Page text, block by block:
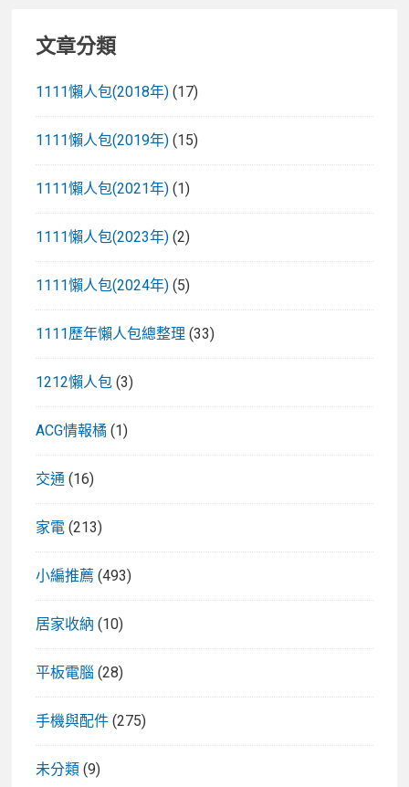
文章分類
1111懶人包(2018年) (17)
1111懶人包(2019年) (15)
1111懶人包(2021年) (1)
1111懶人包(2023年) (2)
1111懶人包(2024年) (5)
1111歷年懶人包總整理 (33)
1212懶人包 (3)
ACG情報橘 (1)
交通 (16)
家電 (213)
小編推薦 (493)
居家收納 (10)
平板電腦 (28)
手機與配件 (275)
未分類 (9)